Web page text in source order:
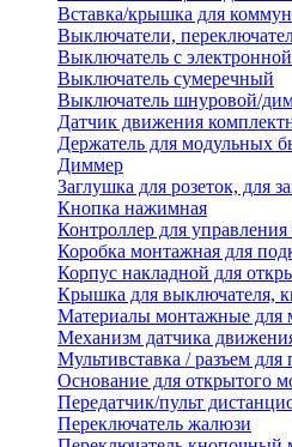
Вставка/крышка для
Выключатели,
Выключатель с
Выключатель сумеречный
Выключатель шнуровой/
Датчик движения
Держатель для модульных
Диммер
Заглушка для розеток, для
Кнопка нажимная
Контроллер для
Коробка монтажная для
Корпус накладной для
Крышка для выключателя,
Материалы монтажные для
Механизм датчика
Мультивставка / разъем
Основание для открытого
Передатчик/пульт
Переключатель жалюзи